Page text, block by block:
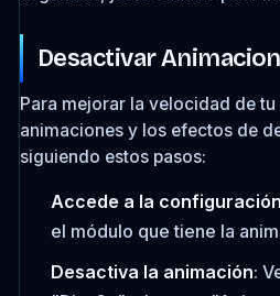
Desactivar
Para mejorar la velocidad de
animaciones y los efectos de
siguiendo estos pasos:
Accede a la
el módulo que tiene la
Desactiva la animación: